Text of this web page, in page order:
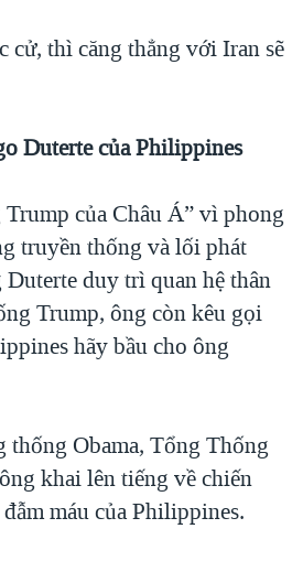
cử, thì căng thẳng với Iran sẽ
Duterte của Philippines
của Châu Á” vì phong
truyền thống và lối phát
duy trì quan hệ thân
Trump, ông còn kêu gọi
hãy bầu cho ông
Obama, Tổng Thống
khai lên tiếng về chiến
máu của Philippines.